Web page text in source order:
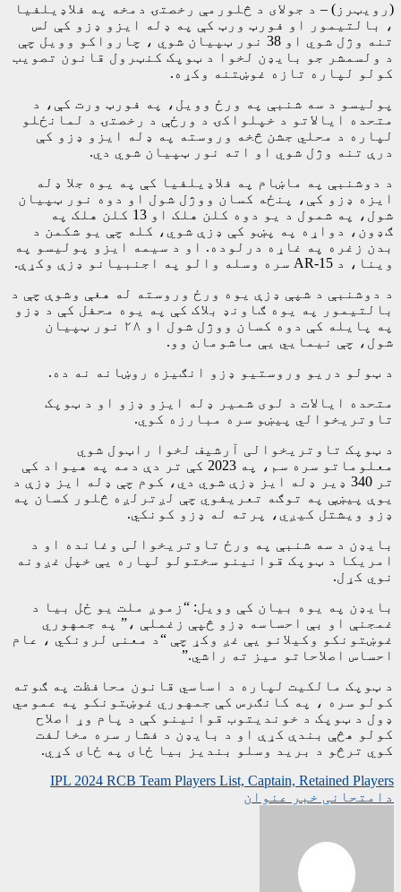
(رویټرز) – د جولای د څلورمې رخصتۍ دمخه په فلاډیلفیا
، بالتیمور او فورټ ورټ کې په ډله ایزو ډزو کې لس
تنه وژل شوي او 38 نور ټپیان شوي ، چارواکو وویل چې
د ولسمشر جو بایډن لخوا د ټوپک کنټرول قانون تصویب
کولو لپاره تازه غوښتنه وکړه.
پولیسو د سه شنبې په ورځ وویل، په فورټ ورت کې، د
متحده ایالاتو د خپلواکۍ د ورځې د رخصتۍ د لمانځلو
لپاره د محلي جشن څخه وروسته په ډله ایزو ډزو کې
درې تنه وژل شوي او اته نور ټپیان شوي دي.
د دوشنبې په ماښام په فلاډیلفیا کې په یوه جلا ډله
ایزه ډزو کې، پنځه کسان ووژل شول او دوه نور ټپیان
شول، په شمول د یو دوه کلن هلک او 13 کلن هلک په
ګډون، دواړه په پښو کې ډزې شوي، کله چې یو شکمن د
بدن زغره په غاړه درلوده. او د سیمه ایزو پولیسو په
وینا، د AR-15 سره وسله والو په اجنبیانو ډزې وکړې.
د دوشنبې د شپې ډزې یوه ورځ وروسته له هغې وشوې چې د
بالتیمور په یوه ګاونډ بلاک کې په یوه محفل کې د ډزو
په پایله کې دوه کسان ووژل شول او ۲۸ نور ټپیان
شول، چې نیمايي یې ماشومان وو.
د ټولو دریو وروستیو ډزو انګیزه روښانه نه ده.
متحده ایالات د لوی شمیر ډله ایزو ډزو او د ټوپک
تاوتریخوالي پیښو سره مبارزه کوي.
د ټوپک تاوتریخوالی آرشیف لخوا راټول شوي
معلوماتو سره سم، په 2023 کې تر دې دمه په هیواد کې
تر 340 ډیر ډله ایز ډزې شوي دي، کوم چې ډله ایز ډزې د
یوې پیښې په توګه تعریفوي چې لږترلږه څلور کسان په
ډزو ویشتل کیږي، پرته له ډزو کونکي.
بایډن د سه شنبې په ورځ تاوتریخوالی وغانده او د
امریکا د ټوپک قوانینو سختولو لپاره یې خپل غږونه
نوي کړل.
بایډن په یوه بیان کې وویل: “زموږ ملت یو ځل بیا د
غمجنې او بې احساسه ډزو څپې زغملې ،” په جمهوري
غوښتونکو وکیلانو یې غږ وکړ چې “د معنی لرونکي ، عام
احساس اصلاحاتو میز ته راشي.”
د ټوپک مالکیت لپاره د اساسي قانون محافظت په ګوته
کولو سره ، په کانګرس کې جمهوري غوښتونکو په عمومي
ډول د ټوپک د خوندیتوب قوانینو کې د پام وړ اصلاح
کولو هڅې بندې کړې او د بایډن د فشار سره مخالفت
کوي ترڅو د برید وسلو بندیز بیا ځای په ځای کړي.
ليکنه
چليدنه
IPL 2024 RCB Team Players List, Captain, Retained Players
دامتحانی خبر عنوان